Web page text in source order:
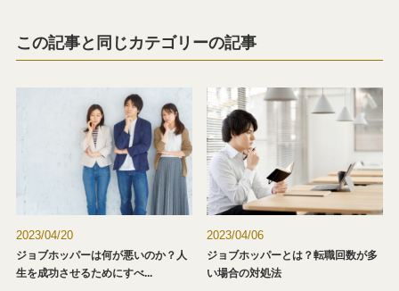
この記事と同じカテゴリーの記事
2023/04/20
ジョブホッパーは何が悪いのか？人
生を成功させるためにすべ...
2023/04/06
ジョブホッパーとは？転職回数が多
い場合の対処法